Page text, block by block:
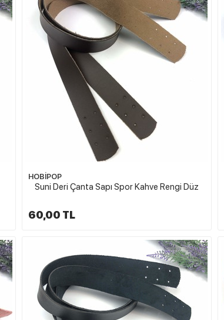
HOBİPOP
Suni Deri Çanta Sapı Spor Kahve Rengi Düz
60,00 TL